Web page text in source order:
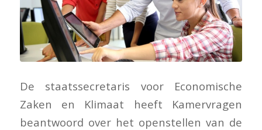
De staatssecretaris voor Economische
Zaken en Klimaat heeft Kamervragen
beantwoord over het openstellen van de